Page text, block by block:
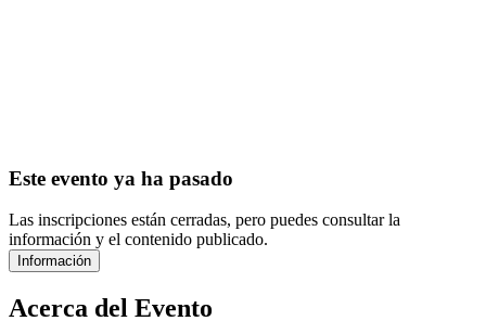
Este evento ya ha pasado
Las inscripciones están cerradas, pero puedes consultar la
información y el contenido publicado.
Información
Acerca del Evento